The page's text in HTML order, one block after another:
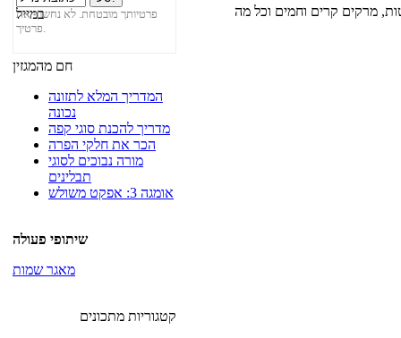
פרטיותך מובטחת. לא נחשוף את
פרטיך.
חם מהמגזין
המדריך המלא לתזונה
נכונה
מדריך להכנת סוגי קפה
הכר את חלקי הפרה
מורה נבוכים לסוגי
תבלינים
אומגה 3: אפקט משולש
שיתופי פעולה
מאגר שמות
קטגוריות מתכונים
מרקים קרים וחמים וכל מה